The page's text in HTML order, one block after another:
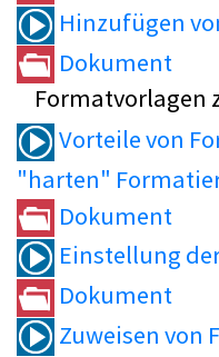
Hinzufügen
Dokument
Formatvorlagen
Vorteile von
"harten"
Dokument
Einstellung
Dokument
Zuweisen von